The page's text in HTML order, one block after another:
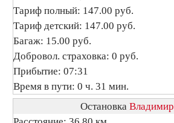
Тариф полный: 147.00 руб.
Тариф детский: 147.00 руб.
Багаж: 15.00 руб.
Добровол. страховка: 0 руб.
Прибытие: 07:31
Время в пути: 0 ч. 31 мин.
Остановка